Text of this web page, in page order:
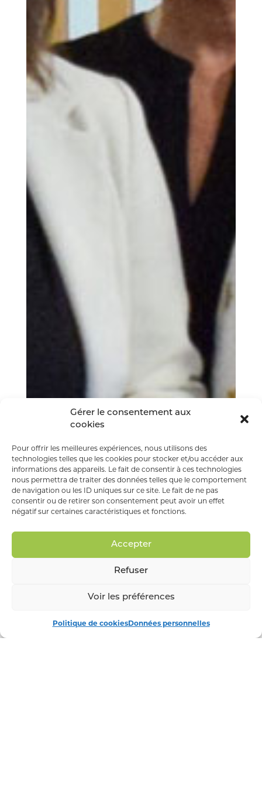
Gérer le consentement aux
cookies
Pour offrir les meilleures expériences, nous utilisons des
technologies telles que les cookies pour stocker et/ou accéder aux
informations des appareils. Le fait de consentir à ces technologies
nous permettra de traiter des données telles que le comportement
de navigation ou les ID uniques sur ce site. Le fait de ne pas
consentir ou de retirer son consentement peut avoir un effet
négatif sur certaines caractéristiques et fonctions.
Accepter
Refuser
Voir les préférences
Politique de cookiesDonnées personnelles